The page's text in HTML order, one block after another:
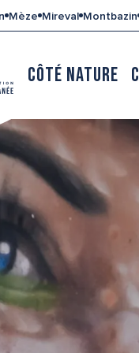
Mèze Mireval Montbazin
CÔTÉ NATURE